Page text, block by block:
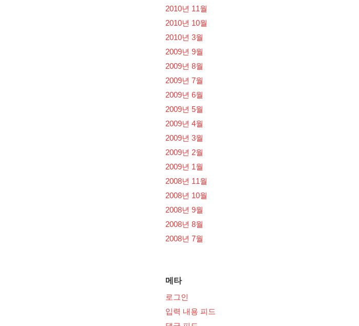
2010년 11월
2010년 10월
2010년 3월
2009년 9월
2009년 8월
2009년 7월
2009년 6월
2009년 5월
2009년 4월
2009년 3월
2009년 2월
2009년 1월
2008년 11월
2008년 10월
2008년 9월
2008년 8월
2008년 7월
메타
로그인
입력 내용 피드